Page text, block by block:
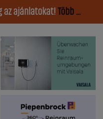
az ajánlatokat! Több ...